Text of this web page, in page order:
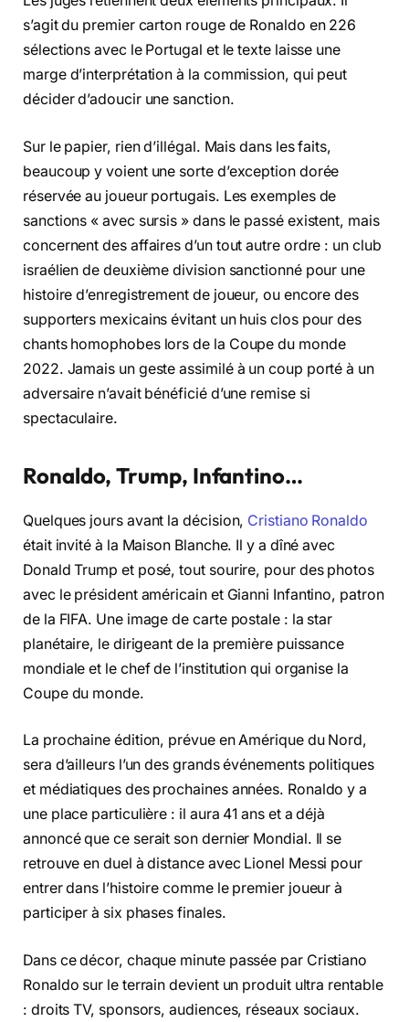
s’agit du premier carton rouge de Ronaldo en 226
sélections avec le Portugal et le texte laisse une
marge d’interprétation à la commission, qui peut
décider d’adoucir une sanction.
Sur le papier, rien d’illégal. Mais dans les faits,
beaucoup y voient une sorte d’exception dorée
réservée au joueur portugais. Les exemples de
sanctions « avec sursis » dans le passé existent, mais
concernent des affaires d’un tout autre ordre : un club
israélien de deuxième division sanctionné pour une
histoire d’enregistrement de joueur, ou encore des
supporters mexicains évitant un huis clos pour des
chants homophobes lors de la Coupe du monde
2022. Jamais un geste assimilé à un coup porté à un
adversaire n’avait bénéficié d’une remise si
spectaculaire.
Ronaldo, Trump, Infantino…
Quelques jours avant la décision, Cristiano Ronaldo
était invité à la Maison Blanche. Il y a dîné avec
Donald Trump et posé, tout sourire, pour des photos
avec le président américain et Gianni Infantino, patron
de la FIFA. Une image de carte postale : la star
planétaire, le dirigeant de la première puissance
mondiale et le chef de l’institution qui organise la
Coupe du monde.
La prochaine édition, prévue en Amérique du Nord,
sera d’ailleurs l’un des grands événements politiques
et médiatiques des prochaines années. Ronaldo y a
une place particulière : il aura 41 ans et a déjà
annoncé que ce serait son dernier Mondial. Il se
retrouve en duel à distance avec Lionel Messi pour
entrer dans l’histoire comme le premier joueur à
participer à six phases finales.
Dans ce décor, chaque minute passée par Cristiano
Ronaldo sur le terrain devient un produit ultra rentable
: droits TV, sponsors, audiences, réseaux sociaux.